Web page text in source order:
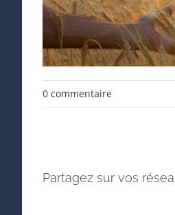
0 commentaire
Partagez sur vos